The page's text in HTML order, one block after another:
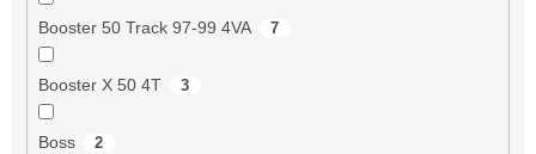
Booster 50 Track 97-99 4VA 7
Booster X 50 4T 3
Boss 2